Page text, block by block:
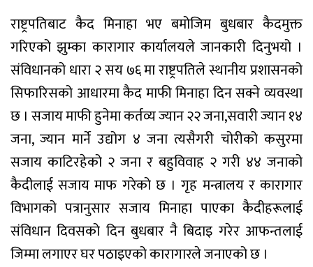
राष्ट्रपतिबाट कैद मिनाहा भए बमोजिम बुधबार कैदमुक्त
गरिएको झुम्का कारागार कार्यालयले जानकारी दिनुभयो ।
संविधानको धारा २ सय ७६ मा राष्ट्रपतिले स्थानीय प्रशासनको
सिफारिसको आधारमा कैद माफी मिनाहा दिन सक्ने व्यवस्था
छ । सजाय माफी हुनेमा कर्तव्य ज्यान २२ जना,सवारी ज्यान १४
जना, ज्यान मार्ने उद्योग ४ जना त्यसैगरी चोरीको कसुरमा
सजाय काटिरहेको २ जना र बहुविवाह २ गरी ४४ जनाको
कैदीलाई सजाय माफ गरेको छ । गृह मन्त्रालय र कारागार
विभागको पत्रानुसार सजाय मिनाहा पाएका कैदीहरूलाई
संविधान दिवसको दिन बुधबार नै बिदाइ गरेर आफन्तलाई
जिम्मा लगाएर घर पठाइएको कारागारले जनाएको छ ।